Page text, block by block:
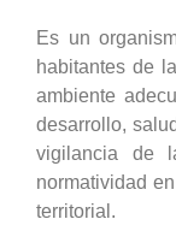
Es un
habitantes de
ambiente
desarrollo,
vigilancia de
normatividad
territorial.